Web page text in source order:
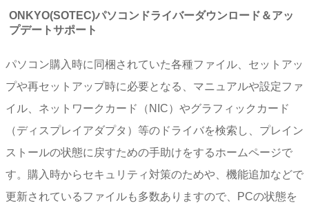
ONKYO(SOTEC)パソコンドライバーダウンロード＆アッ
プデートサポート
パソコン購入時に同梱されていた各種ファイル、セットアッ
プや再セットアップ時に必要となる、マニュアルや設定ファ
イル、ネットワークカード（NIC）やグラフィックカード
（ディスプレイアダプタ）等のドライバを検索し、プレイン
ストールの状態に戻すための手助けをするホームページで
す。購入時からセキュリティ対策のためや、機能追加などで
更新されているファイルも多数ありますので、PCの状態を